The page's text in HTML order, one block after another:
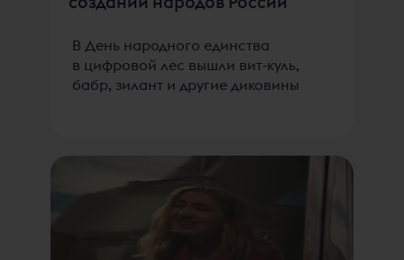
В День народного единства
в цифровой лес вышли вит-куль,
бабр, зилант и другие диковины